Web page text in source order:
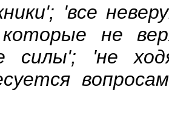
'все
не
силы'; 'не